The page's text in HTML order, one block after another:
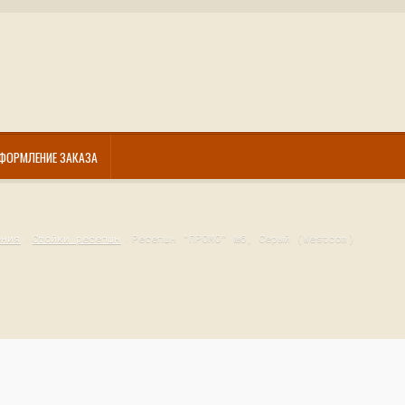
ЗАКАЗА
Стойки ресепшн Ресепшн "ПРОМО" №6, Серый (Westcom)